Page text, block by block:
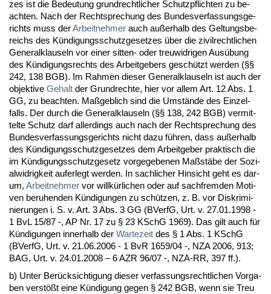
zes ist die Be­deu­tung grund­recht­li­cher Schutz­pflich­ten zu be­
ach­ten. Nach der Recht­spre­chung des Bun­des­ver­fas­sungs­ge­
richts muss derAr­beit­neh­mer auch außer­halb des Gel­tungs­be­
reichs des Kündi­gungs­schutz­ge­set­zes über die zi­vil­recht­li­chen
Ge­ne­ral­klau­seln vor ei­ner sit­ten- oder treu­wid­ri­gen Ausübung
des Kündi­gungs­rechts des Ar­beit­ge­bers geschützt wer­den (§§
242, 138 BGB). Im Rah­men die­ser Ge­ne­ral­klau­seln ist auch der
ob­jek­ti­ve Ge­halt der Grund­rech­te, hier vor al­lem Art. 12 Abs. 1
GG, zu be­ach­ten. Maßgeb­lich sind die Umstände des Ein­zel­
falls. Der durch die Ge­ne­ral­klau­seln (§§ 138, 242 BGB) ver­mit­
tel­te Schutz darf al­ler­dings auch nach der Recht­spre­chung des
Bun­des­ver­fas­sungs­ge­richts nicht da­zu führen, dass außer­halb
des Kündi­gungs­schutz­ge­set­zes dem Ar­beit­ge­ber prak­tisch die
im Kündi­gungs­schutz­ge­setz vor­ge­ge­be­nen Maßstäbe der So­zi­
al­wid­rig­keit auf­er­legt wer­den. In sach­li­cher Hin­sicht geht es dar­
um, Ar­beit­neh­mer vor willkürli­chen oder auf sach­frem­den Mo­ti­
ven be­ru­hen­den Kündi­gun­gen zu schützen, z. B. vor Dis­kri­mi­
nie­run­gen i. S. v. Art. 3 Abs. 3 GG (BVerfG, Urt. v. 27.01.1998 -
1 BvL 15/87 -, AP Nr. 17 zu § 23 KSchG 1969). Das gilt auch für
Kündi­gun­gen in­ner­halb der War­te­zeit des § 1 Abs. 1 KSchG
(BVerfG, Urt. v. 21.06.2006 - 1 BvR 1659/04 -, NZA 2006, 913;
BAG, Urt. v. 24.01.2008 – 6 AZR 96/07 -, NZA-RR, 397 ff.).
b) Un­ter Berück­sich­ti­gung die­ser ver­fas­sungs­recht­li­chen Vor­ga­
ben verstößt ei­ne Kündi­gung ge­gen § 242 BGB, wenn sie Treu